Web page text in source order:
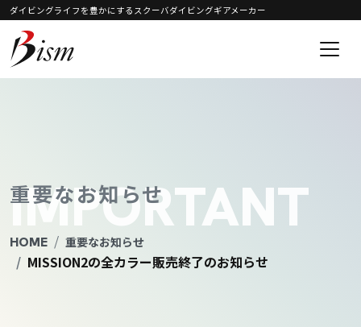
ダイビングライフを豊かにするスクーバダイビングギアメーカー
コンテンツへスキップ
メインナビゲーション
IMPORTANT
重要なお知らせ
HOME 重要なお知らせ
MISSION2の全カラー販売終了のお知らせ